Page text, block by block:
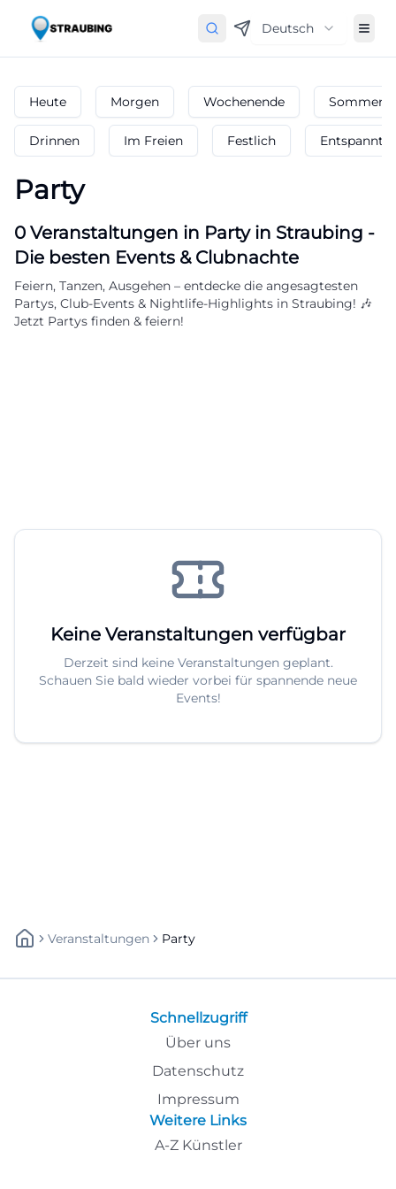
Deutsch
Heute Morgen Wochenende
Drinnen Im Freien Festlich Entspannt
Party
0 Veranstaltungen in Partyin Straubing -
Die besten Events & Clubnachte
Feiern, Tanzen, Ausgehen – entdecke die angesagtesten
Partys, Club-Events & Nightlife-Highlights in Straubing! 🎶
Jetzt Partys finden & feiern!
Keine Veranstaltungen verfügbar
Derzeit sind keine Veranstaltungen geplant.
Schauen Sie bald wieder vorbei für spannende neue
Events!
Veranstaltungen Party
Schnellzugriff
Über uns
Datenschutz
Impressum
Weitere Links
A-Z Künstler